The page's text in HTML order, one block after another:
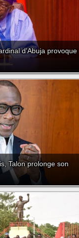
d'Abuja provoque
Talon prolonge son